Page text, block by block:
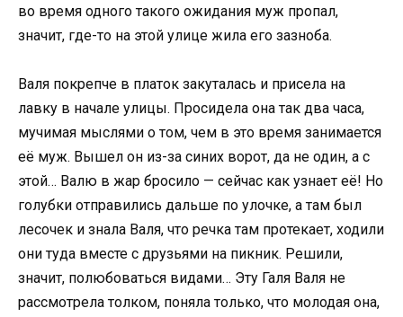
во время одного такого ожидания муж пропал,
значит, где-то на этой улице жила его зазноба.
Валя покрепче в платок закуталась и присела на
лавку в начале улицы. Просидела она так два часа,
мучимая мыслями о том, чем в это время занимается
её муж. Вышел он из-за синих ворот, да не один, а с
этой… Валю в жар бросило — сейчас как узнает её! Но
голубки отправились дальше по улочке, а там был
лесочек и знала Валя, что речка там протекает, ходили
они туда вместе с друзьями на пикник. Решили,
значит, полюбоваться видами… Эту Галя Валя не
рассмотрела толком, поняла только, что молодая она,